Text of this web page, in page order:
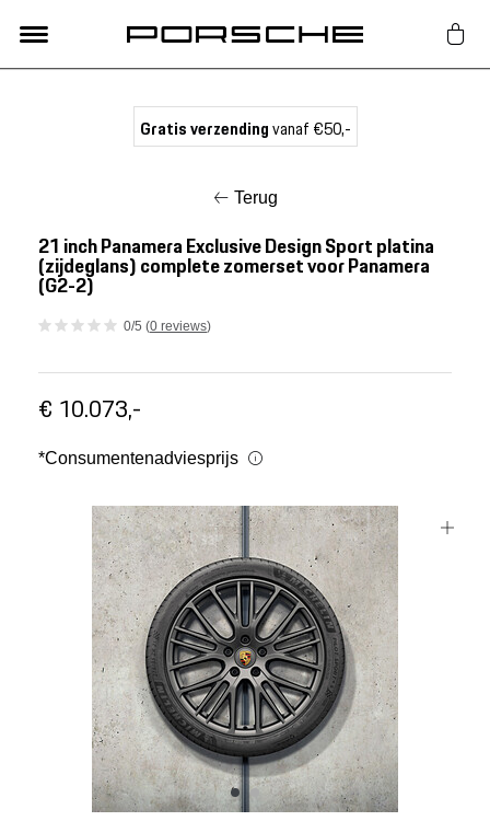
Nieuw
Klantenservice
Meer Porsche
Porsche informatie
Gratis verzendingvanaf €50,-
Terug
21 inch Panamera Exclusive Design Sport platina
(zijdeglans) complete zomerset voor Panamera
(G2-2)
0/5 (0 reviews)
€ 10.073,-
*Consumentenadviesprijs